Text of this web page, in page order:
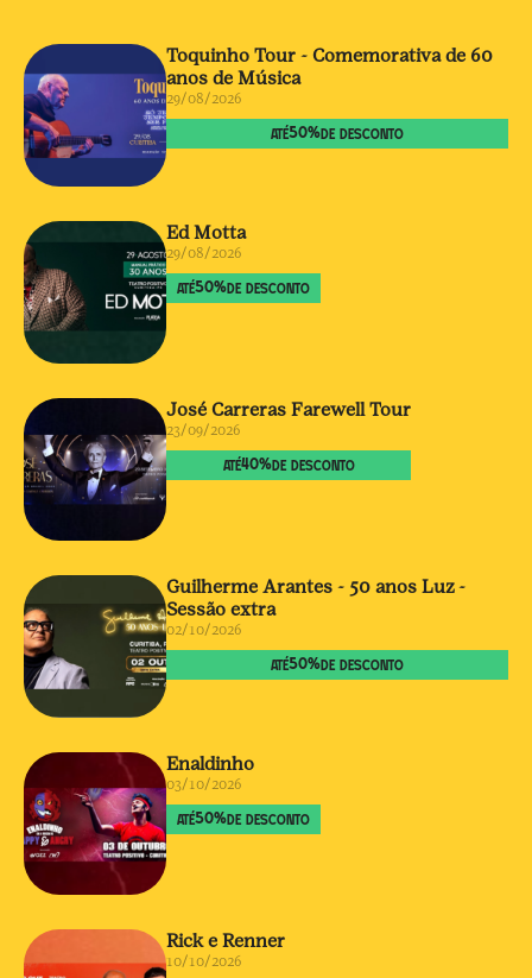
Toquinho Tour - Comemorativa de 60
anos de Música
29/08/2026
ATÉ50%DE DESCONTO
Ed Motta
29/08/2026
ATÉ50%DE DESCONTO
José Carreras Farewell Tour
23/09/2026
ATÉ40%DE DESCONTO
Guilherme Arantes - 50 anos Luz -
Sessão extra
02/10/2026
ATÉ50%DE DESCONTO
Enaldinho
03/10/2026
ATÉ50%DE DESCONTO
Rick e Renner
10/10/2026